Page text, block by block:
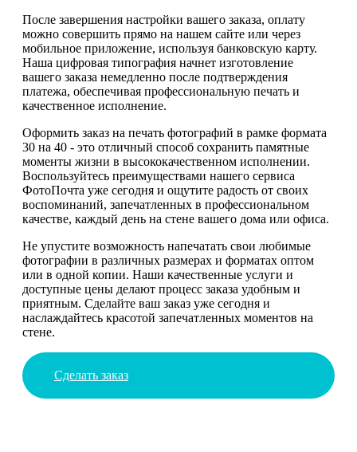
После завершения настройки вашего заказа, оплату
можно совершить прямо на нашем сайте или через
мобильное приложение, используя банковскую карту.
Наша цифровая типография начнет изготовление
вашего заказа немедленно после подтверждения
платежа, обеспечивая профессиональную печать и
качественное исполнение.
Оформить заказ на печать фотографий в рамке формата
30 на 40 - это отличный способ сохранить памятные
моменты жизни в высококачественном исполнении.
Воспользуйтесь преимуществами нашего сервиса
ФотоПочта уже сегодня и ощутите радость от своих
воспоминаний, запечатленных в профессиональном
качестве, каждый день на стене вашего дома или офиса.
Не упустите возможность напечатать свои любимые
фотографии в различных размерах и форматах оптом
или в одной копии. Наши качественные услуги и
доступные цены делают процесс заказа удобным и
приятным. Сделайте ваш заказ уже сегодня и
наслаждайтесь красотой запечатленных моментов на
стене.
Сделать заказ